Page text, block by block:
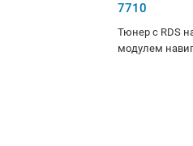
7710
Тюнер с RDS
модулем